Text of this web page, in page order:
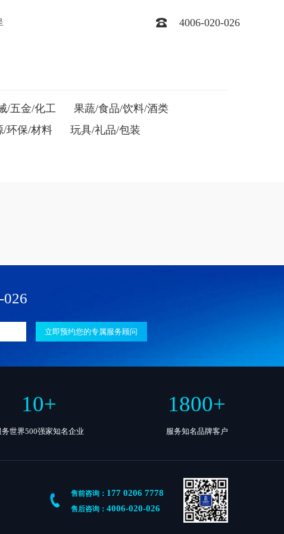
4006-020-026
/五金/化工
果蔬/食品/饮料/酒类
/环保/材料
玩具/礼品/包装
026
立即预约您的专属服务顾问
10+
务世界500强家知名企业
1800+
服务知名品牌客户
售前咨询： 177 0206 7778
售后咨询：4006-020-026